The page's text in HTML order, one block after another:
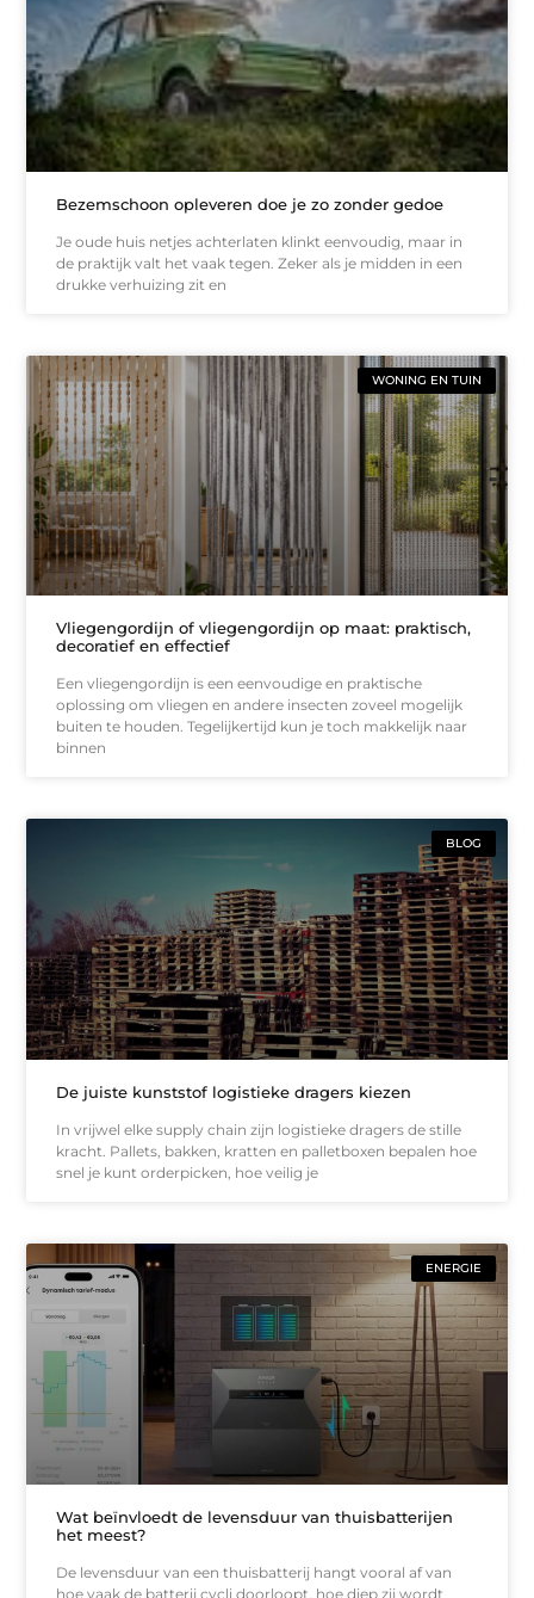
Bezemschoon opleveren doe je zo zonder gedoe
Je oude huis netjes achterlaten klinkt eenvoudig, maar in
de praktijk valt het vaak tegen. Zeker als je midden in een
drukke verhuizing zit en
WONING EN TUIN
Vliegengordijn of vliegengordijn op maat: praktisch,
decoratief en effectief
Een vliegengordijn is een eenvoudige en praktische
oplossing om vliegen en andere insecten zoveel mogelijk
buiten te houden. Tegelijkertijd kun je toch makkelijk naar
binnen
BLOG
De juiste kunststof logistieke dragers kiezen
In vrijwel elke supply chain zijn logistieke dragers de stille
kracht. Pallets, bakken, kratten en palletboxen bepalen hoe
snel je kunt orderpicken, hoe veilig je
ENERGIE
Wat beïnvloedt de levensduur van thuisbatterijen
het meest?
De levensduur van een thuisbatterij hangt vooral af van
hoe vaak de batterij cycli doorloopt, hoe diep zij wordt